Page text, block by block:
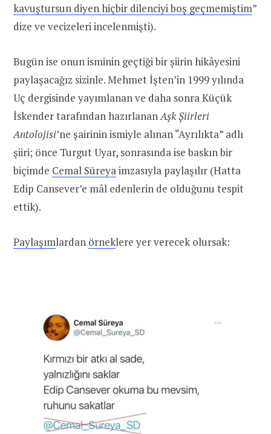
kavuştursun diyen hiçbir dilenciyi boş geçmemiştim”
dize ve vecizeleri incelenmişti).
Bugün ise onun isminin geçtiği bir şiirin hikâyesini
paylaşacağız sizinle. Mehmet İşten’in 1999 yılında
Uç dergisinde yayımlanan ve daha sonra Küçük
İskender tarafından hazırlananAşk Şiirleri
Antolojisi’ne şairinin ismiyle alınan “Ayrılıkta” adlı
şiiri; önce Turgut Uyar, sonrasında ise baskın bir
biçimde Cemal Süreyaimzasıyla paylaşılır (Hatta
Edip Cansever’e mâl edenlerin de olduğunu tespit
ettik).
Paylaşımlardan örneklere yer verecek olursak: